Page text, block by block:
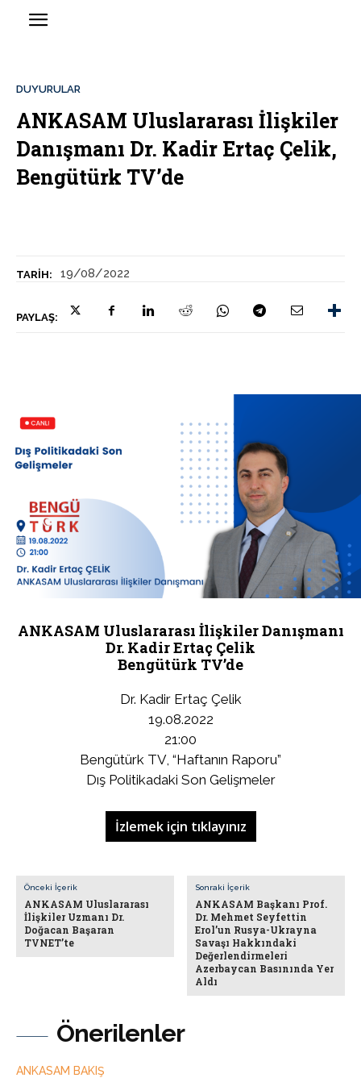
TARIH: 19/08/2022
PAYLAŞ:
DUYURULAR
ANKASAM Uluslararası İlişkiler
Danışmanı Dr. Kadir Ertaç Çelik,
Bengütürk TV’de
Önerilenler
ANKASAM BAKIŞ
ANKASAM Uluslararası İlişkiler Danışmanı
Dr. Kadir Ertaç Çelik
Bengütürk TV’de
Dr. Kadir Ertaç Çelik
19.08.2022
21:00
Bengütürk TV, “Haftanın Raporu”
Dış Politikadaki Son Gelişmeler
İzlemek için tıklayınız
Önceki İçerik
ANKASAM Uluslararası
İlişkiler Uzmanı Dr.
Doğacan Başaran
TVNET’te
Sonraki İçerik
ANKASAM Başkanı Prof.
Dr. Mehmet Seyfettin
Erol’un Rusya-Ukrayna
Savaşı Hakkındaki
Değerlendirmeleri
Azerbaycan Basınında Yer
Aldı